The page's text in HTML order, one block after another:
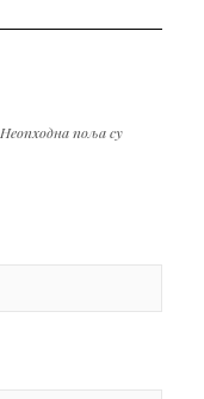
Неопходна поља су